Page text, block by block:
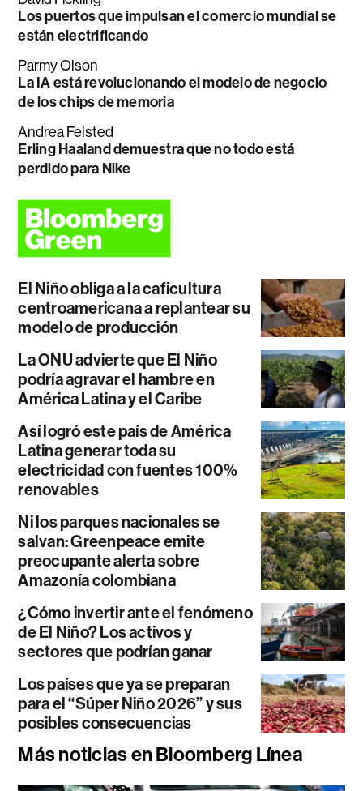
Los puertos que impulsan el comercio mundial se
están electrificando
Parmy Olson
La IA está revolucionando el modelo de negocio
de los chips de memoria
Andrea Felsted
Erling Haaland demuestra que no todo está
perdido para Nike
El Niño obliga a la caficultura
centroamericana a replantear su
modelo de producción
La ONU advierte que El Niño
podría agravar el hambre en
América Latina y el Caribe
Así logró este país de América
Latina generar toda su
electricidad con fuentes 100%
renovables
Ni los parques nacionales se
salvan: Greenpeace emite
preocupante alerta sobre
Amazonía colombiana
¿Cómo invertir ante el fenómeno
de El Niño? Los activos y
sectores que podrían ganar
Los países que ya se preparan
para el “Súper Niño 2026” y sus
posibles consecuencias
Más noticias en Bloomberg Línea